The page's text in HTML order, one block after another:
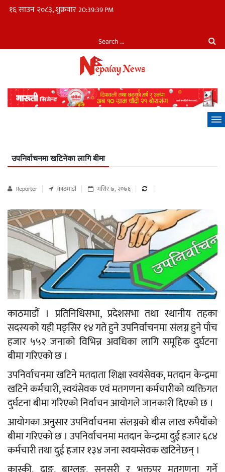
१६ साउन २०८३, शुक्रवार20:39:40 PM
उपनिर्वाचनमा खटिनेका लागि बीमा
Reporter काठमाडौं मंसिर ७, २०७६
काठमाडौं । प्रतिनिधिसभा, प्रदेशसभा तथा स्थानीय तहका
सदस्यको यही मङ्सिर १४ गते हुने उपनिर्वाचनमा संलग्न हुने पाँच
हजार ५५२ जनाको विभिन्न अवधिका लागि समूहिक दुर्घटना
बीमा गरिएको छ ।
उपनिर्वाचनमा खटिने मतदाता शिक्षा स्वयंसेवक, मतदान केन्द्रमा
खटिने कर्मचारी, स्वयंसेवक एवं मतगणना कर्मचारीको व्यक्तिगत
दुर्घटना बीमा गरिएको निर्वाचन आयोगले जानकारी दिएको छ ।
आयोगका अनुसार उपनिर्वाचनमा संलग्नको बीस लाख रुपैयाँको
बीमा गरिएको छ । उपनिर्वाचनमा मतदान केन्द्रमा दुई हजार ६८४
कर्मचारी तथा दुई हजार १३४ जना स्वयम्सेवक खटिनेछन् ।